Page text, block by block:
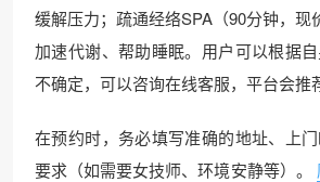
缓解压力；疏通经络SPA（90分钟，现
加速代谢、帮助睡眠。用户可以根据
不确定，可以咨询在线客服，平台会推
在预约时，务必填写准确的地址、上
要求（如需要女技师、环境安静等）。